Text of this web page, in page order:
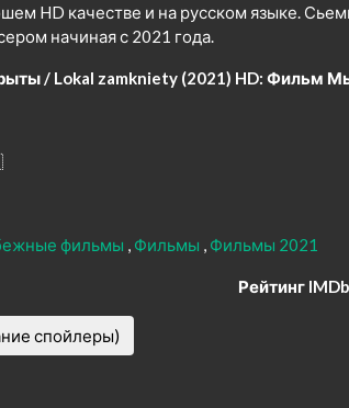
HD качестве и на русском языке.
начиная с 2021 года.
/ Lokal zamkniety (2021) HD: Фильм Мы
фильмы Фильмы Фильмы 2021
Рейтинг
спойлеры)